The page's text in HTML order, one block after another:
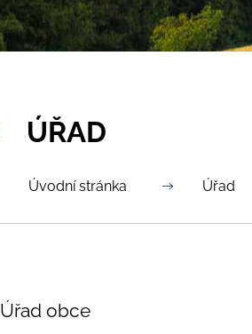
ÚŘAD
Úvodní stránka Úřad
Úřad obce